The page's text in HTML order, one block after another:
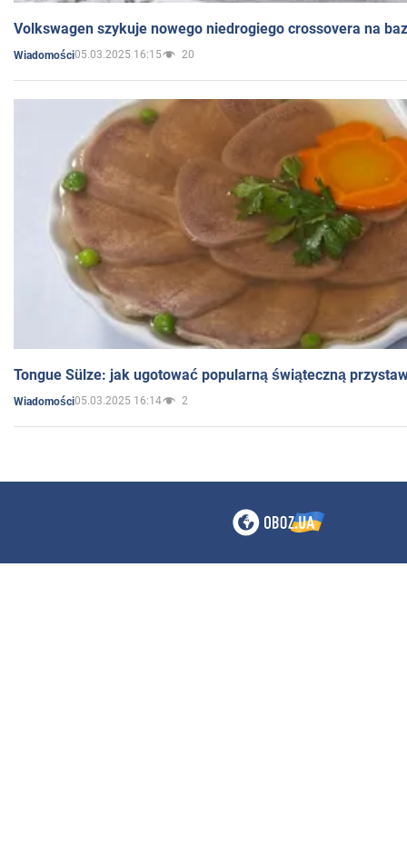
Volkswagen szykuje nowego niedrogiego crossovera na
Wiadomości05.03.2025 16:15 20
Tongue Sülze: jak ugotować popularną świąteczną
Wiadomości05.03.2025 16:14 2